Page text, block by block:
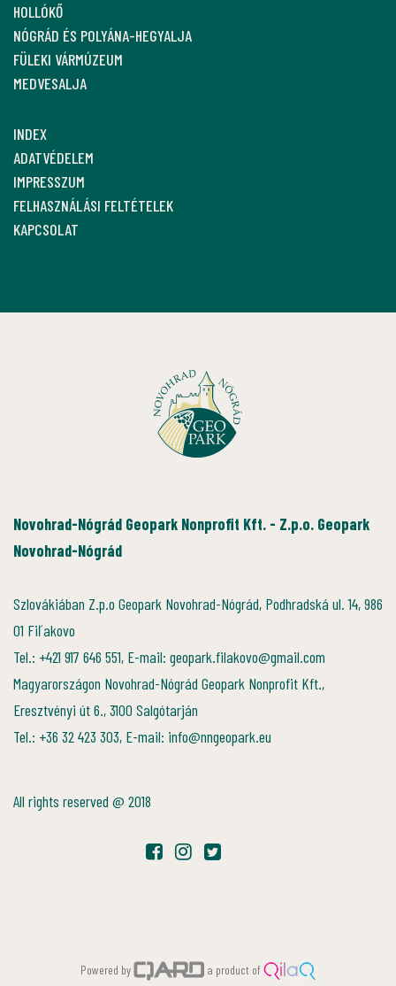
HOLLÓKŐ
NÓGRÁD ÉS POLYÁNA-HEGYALJA
FÜLEKI VÁRMÚZEUM
MEDVESALJA
INDEX
ADATVÉDELEM
IMPRESSZUM
FELHASZNÁLÁSI FELTÉTELEK
KAPCSOLAT
Novohrad-Nógrád Geopark Nonprofit Kft. - Z.p.o. Geopark
Novohrad-Nógrád
Szlovákiában Z.p.o Geopark Novohrad-Nógrád, Podhradská ul. 14, 986
01 Fiľakovo
Tel.: +421 917 646 551, E-mail: geopark.filakovo@gmail.com
Magyarországon Novohrad-Nógrád Geopark Nonprofit Kft.,
Eresztvényi út 6., 3100 Salgótarján
Tel.: +36 32 423 303, E-mail: info@nngeopark.eu
All rights reserved @ 2018
Powered by a product of